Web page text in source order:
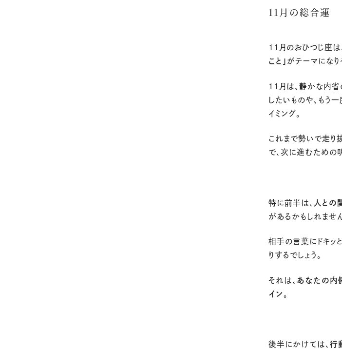
11月の総合運
11 月のおひつじ座は、
こと」 がテーマになり
１１月は、静かな内
したいものや、もう
イミング。
これまで勢いで走り
で、次に進むための
特に前半は、 人との
があるかもしれません
相手の言葉にドキッ
りするでしょう。
それは、 あなたの内
イン。
後半にかけては、 行